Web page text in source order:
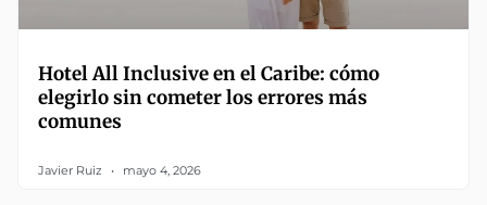
Hotel All Inclusive en el Caribe: cómo
elegirlo sin cometer los errores más
comunes
Javier Ruiz mayo 4, 2026